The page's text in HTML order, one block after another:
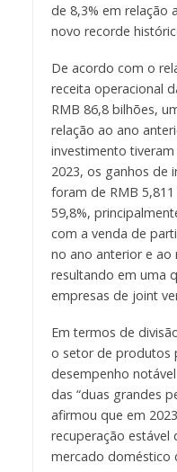
de 8,3% em relação
novo recorde
De acordo com o
receita operacional
RMB 86,8 bilhões,
relação ao ano
investimento
2023, os ganhos de
foram de RMB
59,8%,
com a venda de
no ano anterior e
resultando em uma
empresas de joint
Em termos de
o setor de produtos
desempenho
das “duas grandes
afirmou que em
recuperação estável
mercado doméstico